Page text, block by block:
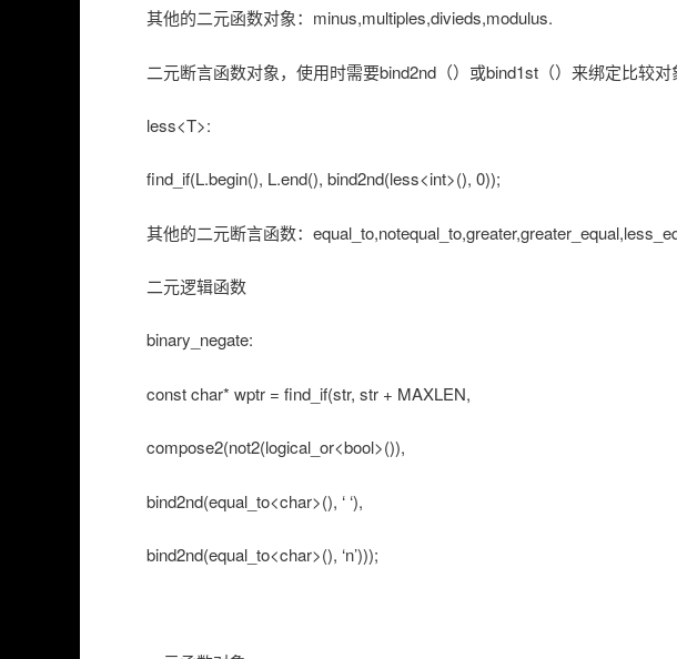
其他的二元函数对象：minus,multiples,divieds,modulus.
二元断言函数对象，使用时需要bind2nd（）或bind1st（）来绑定比较对
less<T>:
find_if(L.begin(), L.end(), bind2nd(less<int>(), 0));
其他的二元断言函数：
二元逻辑函数
binary_negate:
const char* wptr = find_if(str, str + MAXLEN,
compose2(not2(logical_or<bool>()),
bind2nd(equal_to<char>(), ‘ ‘),
bind2nd(equal_to<char>(), ‘n’)));